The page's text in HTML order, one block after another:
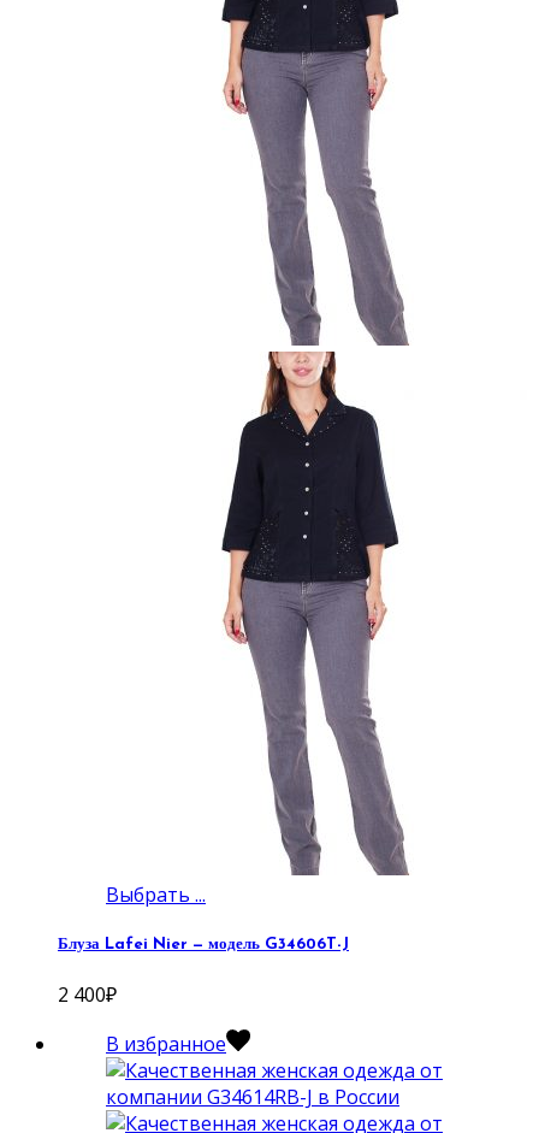
Выбрать ...
Блуза Lafei Nier — модель G34606T-J
2 400₽
В избранное